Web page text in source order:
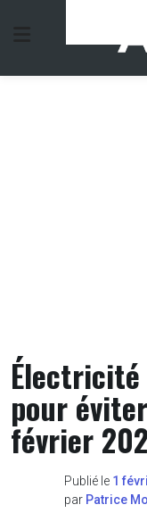
pour
février
Publié le 1
par Patrice